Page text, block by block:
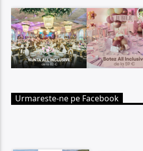
Urmareste-ne pe Facebook